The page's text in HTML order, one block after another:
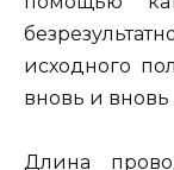
исходного
вновь и
Длина